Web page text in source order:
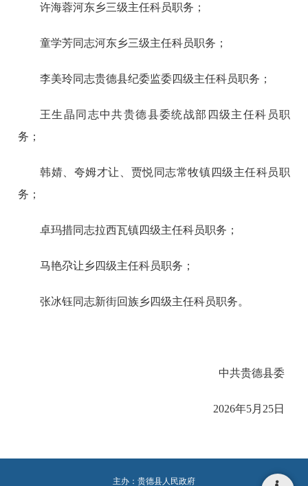
许海蓉河东乡三级主任科员职务；
童学芳同志河东乡三级主任科员职务；
李美玲同志贵德县纪委监委四级主任科员职务；
王生晶同志中共贵德县委统战部四级主任科员职
务；
韩婧、夸姆才让、贾悦同志常牧镇四级主任科员职
务；
卓玛措同志拉西瓦镇四级主任科员职务；
马艳尕让乡四级主任科员职务；
张冰钰同志新街回族乡四级主任科员职务。
中共贵德县委
2026年5月25日
主办：贵德县人民政府